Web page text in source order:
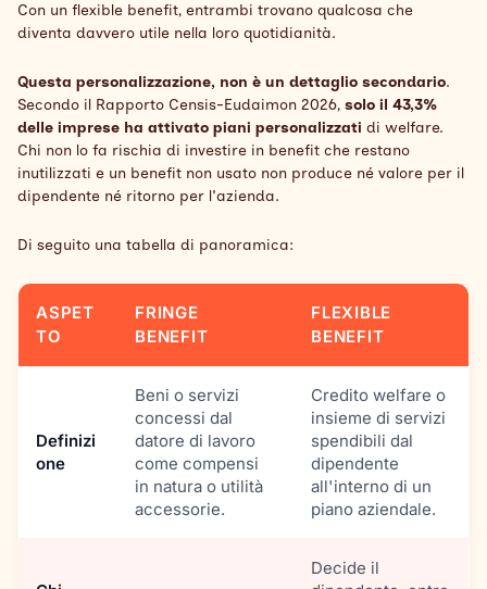
Con un flexible benefit, entrambi trovano qualcosa che
diventa davvero utile nella loro quotidianità.
Questa personalizzazione, non è un dettaglio secondario.
Secondo il Rapporto Censis-Eudaimon 2026, solo il 43,3%
delle imprese ha attivato piani personalizzati di welfare.
Chi non lo fa rischia di investire in benefit che restano
inutilizzati e un benefit non usato non produce né valore per il
dipendente né ritorno per l'azienda.
Di seguito una tabella di panoramica:
ASPET
TO
FRINGE
BENEFIT
FLEXIBLE
BENEFIT
Definizi
one
Beni o servizi
concessi dal
datore di lavoro
come compensi
in natura o utilità
accessorie.
Credito welfare o
insieme di servizi
spendibili dal
dipendente
all'interno di un
piano aziendale.
Decide il